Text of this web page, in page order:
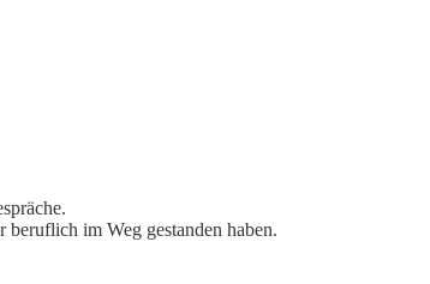
im Weg gestanden haben.